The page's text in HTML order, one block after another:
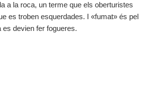
a la roca, un terme que els oberturistes
es troben esquerdades. I «fumat» és pel
es devien fer fogueres.